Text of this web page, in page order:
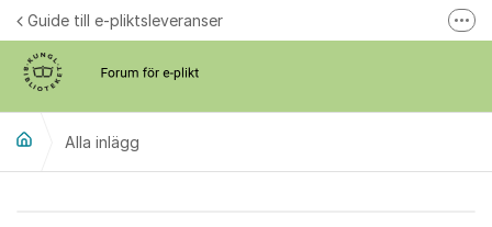
Hoppa till innehåll
Guide till e-pliktsleveranser
Alla inlägg